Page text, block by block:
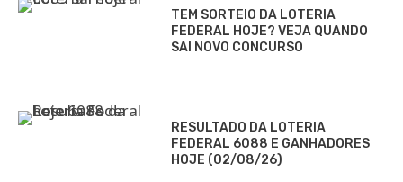
TEM SORTEIO DA LOTERIA
FEDERAL HOJE? VEJA QUANDO
SAI NOVO CONCURSO
RESULTADO DA LOTERIA
FEDERAL 6088 E GANHADORES
HOJE (02/08/26)